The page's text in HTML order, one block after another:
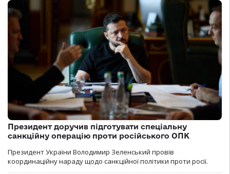
Президент доручив підготувати спеціальну
санкційну операцію проти російського ОПК
Президент України Володимир Зеленський провів
координаційну нараду щодо санкційної політики проти росії.